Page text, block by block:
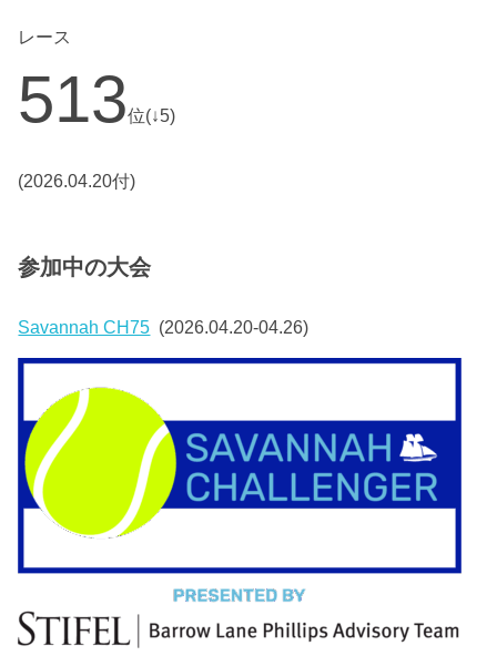
レース
513位(↓5)
(2026.04.20付)
参加中の大会
Savannah CH75 (2026.04.20-04.26)